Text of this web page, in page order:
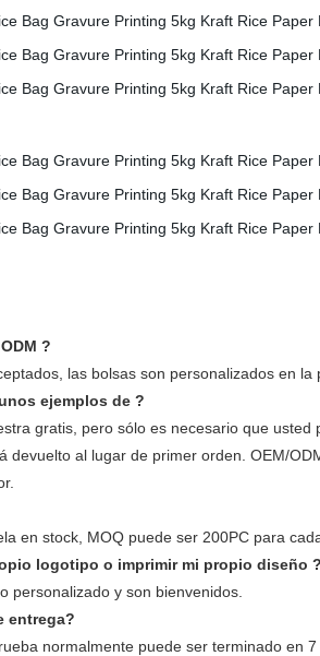
?
las bolsas son personalizados en
ejemplos de ?
gratis, pero sólo es necesario que usted
devuelto al lugar de primer orden. OEM/
en stock, MOQ puede ser 200PC para
logotipo o imprimir mi propio diseño
personalizado y son bienvenidos.
entrega?
normalmente puede ser terminado en